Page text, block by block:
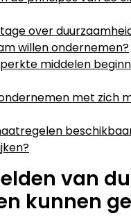
over
willen ondernemen?
middelen
met zich
van
kunnen